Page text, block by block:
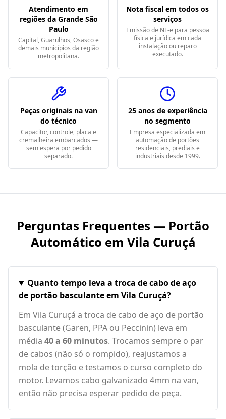
Atendimento em
regiões da Grande São
Paulo
Capital, Guarulhos, Osasco e
demais municípios da região
metropolitana.
Nota fiscal em todos os
serviços
Emissão de NF-e para pessoa
física e jurídica em cada
instalação ou reparo
executado.
Peças originais na van
do técnico
Capacitor, controle, placa e
cremalheira embarcados —
sem espera por pedido
separado.
25 anos de experiência
no segmento
Empresa especializada em
automação de portões
residenciais, prediais e
industriais desde 1999.
Perguntas Frequentes — Portão
Automático em Vila Curuçá
Quanto tempo leva a troca de cabo de aço
de portão basculante em Vila Curuçá?
Em Vila Curuçá a troca de cabo de aço de portão
basculante (Garen, PPA ou Peccinin) leva em
média 40 a 60 minutos. Trocamos sempre o par
de cabos (não só o rompido), reajustamos a
mola de torção e testamos o curso completo do
motor. Levamos cabo galvanizado 4mm na van,
então não precisa esperar pedido de peça.